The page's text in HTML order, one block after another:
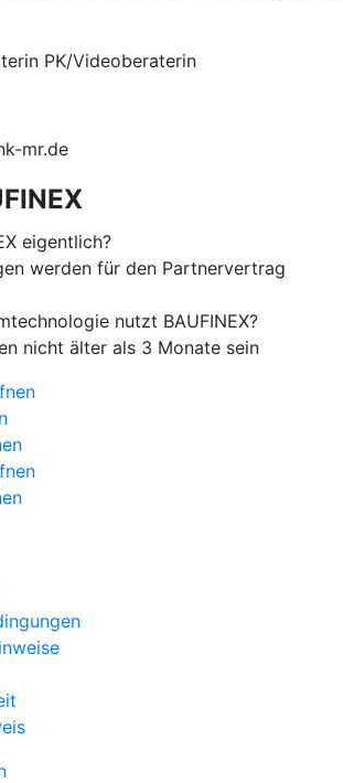
PK/Videoberaterin
mr.de
eigentlich?
werden für den Partnervertrag
nutzt BAUFINEX?
nicht älter als 3 Monate sein